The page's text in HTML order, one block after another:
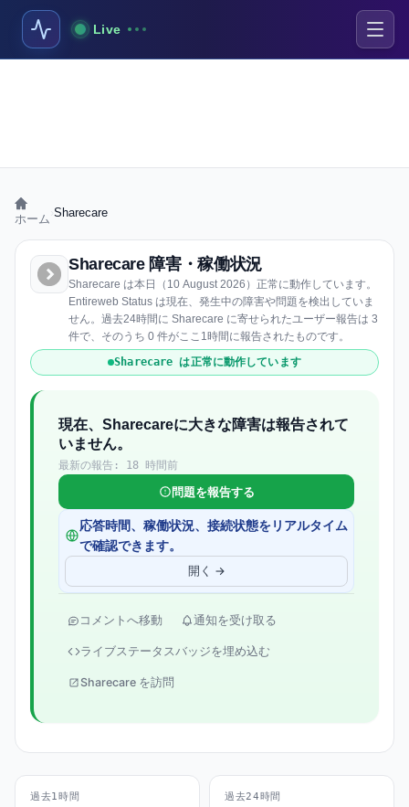
Live
ホーム Sharecare
Sharecare 障害・稼働状況
Sharecare は本日（10 August 2026）正常に動作しています。
Entireweb Status は現在、発生中の障害や問題を検出していま
せん。過去24時間に Sharecare に寄せられたユーザー報告は 3
件で、そのうち 0 件がここ1時間に報告されたものです。
Sharecare は正常に動作しています
現在、Sharecareに大きな障害は報告されて
いません。
最新の報告: 18 時間前
問題を報告する
応答時間、稼働状況、接続状態をリアルタイム
で確認できます。
開く →
コメントへ移動 通知を受け取る
ライブステータスバッジを埋め込む
Sharecare を訪問
過去1時間 過去24時間